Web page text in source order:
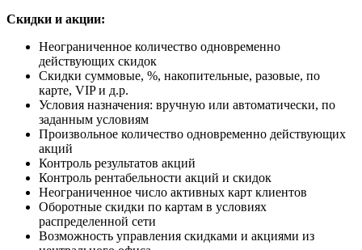
Скидки и акции:
Неограниченное количество одновременно
действующих скидок
Скидки суммовые, %, накопительные, разовые, по
карте, VIP и д.р.
Условия назначения: вручную или автоматически, по
заданным условиям
Произвольное количество одновременно действующих
акций
Контроль результатов акций
Контроль рентабельности акций и скидок
Неограниченное число активных карт клиентов
Оборотные скидки по картам в условиях
распределенной сети
Возможность управления скидками и акциями из